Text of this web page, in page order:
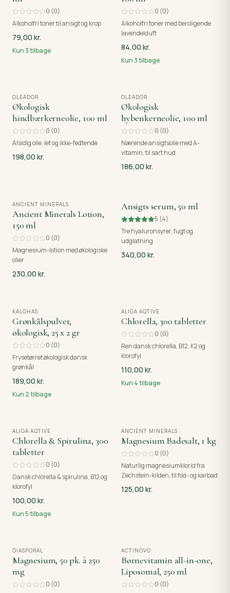
0 (0)
Alkoholfri toner til ansigt og krop
79,00 kr.
Kun 3tilbage
0 (0)
Alkoholfri toner med beroligende
lavendelduft
84,00 kr.
Kun 3tilbage
OLEADOR
Økologisk
hindbærkerneolie, 100 ml
0 (0)
Alsidig olie, let og ikke-fedtende
198,00 kr.
OLEADOR
Økologisk
hybenkerneolie, 100 ml
0 (0)
Nærende ansigtsolie med A-
vitamin, til sart hud
186,00 kr.
ANCIENT MINERALS
Ancient Minerals Lotion,
150 ml
0 (0)
Magnesium-lotion med økologiske
olier
230,00 kr.
Ansigts serum, 50 ml
5 (4)
Tre hyaluronsyrer, fugt og
udglatning
340,00 kr.
KALOHAS
Grønkålspulver,
økologisk, 25 x 2 gr
0 (0)
Frysetørret økologisk dansk
grønkål
189,00 kr.
Kun 2tilbage
ALIGA AQTIVE
Chlorella, 300 tabletter
0 (0)
Ren dansk chlorella, B12, K2 og
klorofyl
110,00 kr.
Kun 4tilbage
ALIGA AQTIVE
Chlorella & Spirulina, 300
tabletter
0 (0)
Dansk chlorella & spirulina, B12 og
klorofyl
100,00 kr.
Kun5tilbage
ANCIENT MINERALS
Magnesium Badesalt, 1 kg
0 (0)
Naturlig magnesiumklorid fra
Zechstein-kilden, til fod- og karbad
125,00 kr.
UDSOLGT
DIASPORAL
Magnesium, 50 pk. à 250
mg
0 (0)
ACTINOVO
Børnevitamin all-in-one,
Liposomal, 250 ml
0 (0)